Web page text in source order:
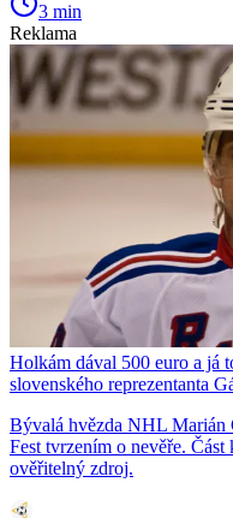
3 min
Reklama
Holkám dával 500 euro a já
slovenského reprezentanta
Bývalá hvězda NHL Marián
Fest tvrzením o nevěře.
ověřitelný zdroj.